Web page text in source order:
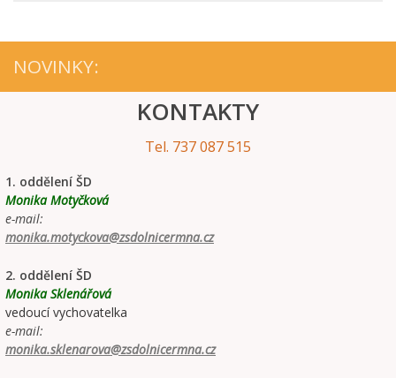
NOVINKY:
KONTAKTY
Tel. 737 087 515
1. oddělení ŠD
Monika Motyčková
e-mail:
monika.motyckova@zsdolnicermna.cz
2. oddělení ŠD
Monika Sklenářová
vedoucí vychovatelka
e-mail:
monika.sklenarova@zsdolnicermna.cz